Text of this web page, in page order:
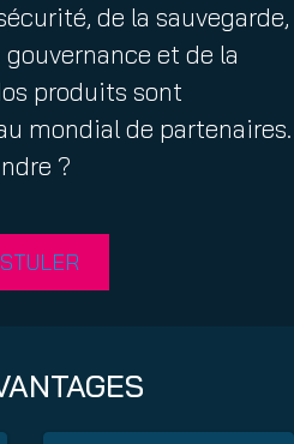
de la sauvegarde,
et de la
produits sont
mondial de partenaires.
?